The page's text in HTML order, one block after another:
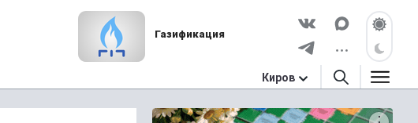
Газификация
Киров